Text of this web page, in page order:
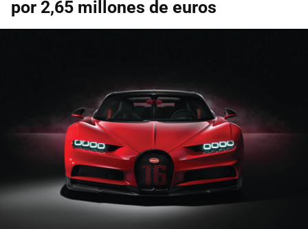
por 2,65 millones de euros